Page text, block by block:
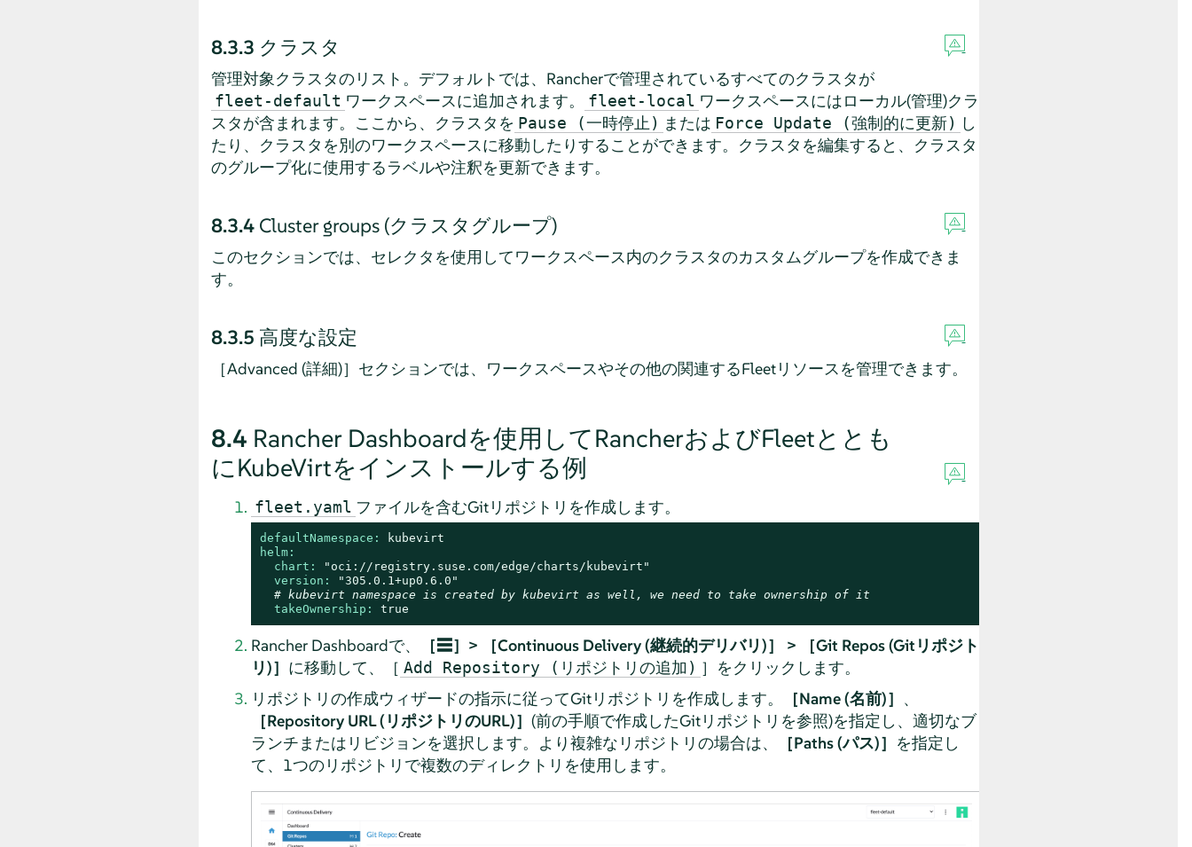
8.3.3 クラスタ
管理対象クラスタのリスト。デフォルトでは、Rancherで管理されているすべてのクラスタが
fleet-default ワークスペースに追加されます。 fleet-local ワークスペースにはローカル(管理)クラ
スタが含まれます。ここから、クラスタを Pause (一時停止) または Force Update (強制的に更新) し
たり、クラスタを別のワークスペースに移動したりすることができます。クラスタを編集すると、クラスタ
のグループ化に使用するラベルや注釈を更新できます。
8.3.4 Cluster groups (クラスタグループ)
このセクションでは、セレクタを使用してワークスペース内のクラスタのカスタムグループを作成できま
す。
8.3.5 高度な設定
［Advanced (詳細)］セクションでは、ワークスペースやその他の関連するFleetリソースを管理できます。
8.4 Rancher Dashboardを使用してRancherおよびFleetととも
にKubeVirtをインストールする例
fleet.yaml ファイルを含むGitリポジトリを作成します。
defaultNamespace:
kubevirt
helm:
chart:
"oci://registry.suse.com/edge/charts/kubevirt"
version:
"305.0.1+up0.6.0"
# kubevirt namespace is created by kubevirt as well, we need to take ownership of it
takeOwnership:
true
Rancher Dashboardで、
［☰］> ［Continuous Delivery (継続的デリバリ)］ > ［Git Repos (Gitリポジト
リ)］ に移動して、［ Add Repository (リポジトリの追加) ］をクリックします。
リポジトリの作成ウィザードの指示に従ってGitリポジトリを作成します。
［Name (名前)］ 、
［Repository URL (リポジトリのURL)］ (前の手順で作成したGitリポジトリを参照)を指定し、適切なブ
ランチまたはリビジョンを選択します。より複雑なリポジトリの場合は、
［Paths (パス)］ を指定し
て、1つのリポジトリで複数のディレクトリを使用します。